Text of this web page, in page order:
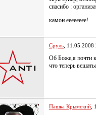
спасибо :
камон ееееееее!
Сруль ,
Об Боже,я почти
что теперь
Пашка Крымский